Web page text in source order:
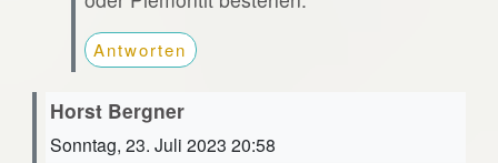
Antworten
Horst Bergner
Sonntag, 23. Juli 2023 20:58